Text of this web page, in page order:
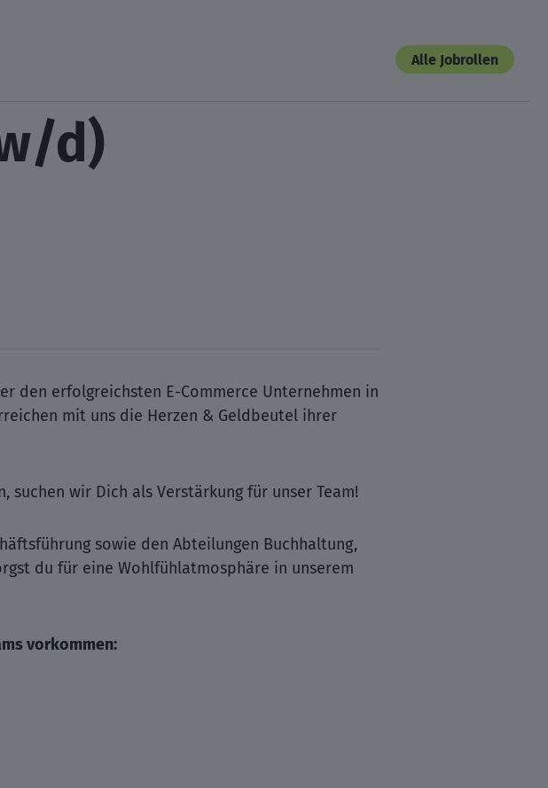
Alle Jobrollen
d)
den erfolgreichsten E-Commerce Unternehmen in
mit uns die Herzen & Geldbeutel ihrer
suchen wir Dich als Verstärkung für unser Team!
sowie den Abteilungen Buchhaltung,
du für eine Wohlfühlatmosphäre in unserem
vorkommen: